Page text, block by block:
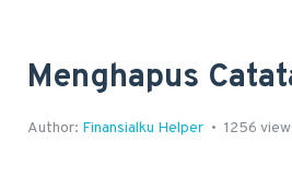
Menghapus
Author: Finansialku Helper 1256